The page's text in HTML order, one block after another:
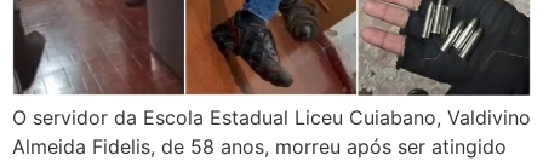
O servidor da Escola Estadual Liceu Cuiabano, Valdivino
Almeida Fidelis, de 58 anos, morreu após ser atingido